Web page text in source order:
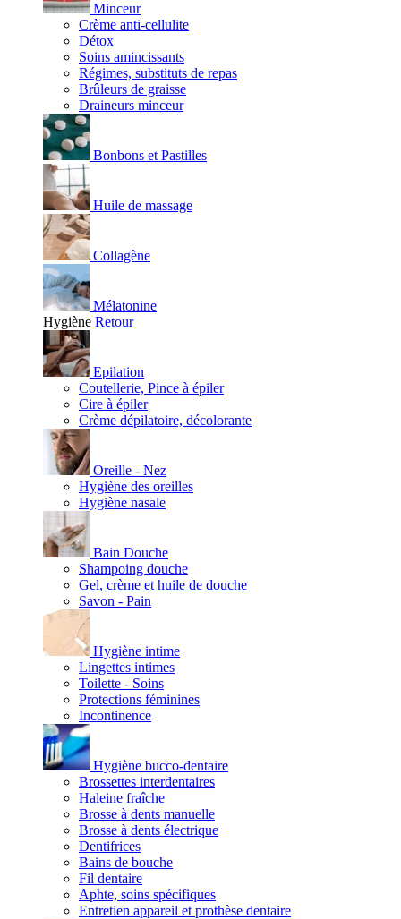
Minceur
Crème anti-cellulite
Détox
Soins amincissants
Régimes, substituts de repas
Brûleurs de graisse
Draineurs minceur
Bonbons et Pastilles
Huile de massage
Collagène
Mélatonine
Hygiène Retour
Epilation
Coutellerie, Pince à épiler
Cire à épiler
Crème dépilatoire, décolorante
Oreille - Nez
Hygiène des oreilles
Hygiène nasale
Bain Douche
Shampoing douche
Gel, crème et huile de douche
Savon - Pain
Hygiène intime
Lingettes intimes
Toilette - Soins
Protections féminines
Incontinence
Hygiène bucco-dentaire
Brossettes interdentaires
Haleine fraîche
Brosse à dents manuelle
Brosse à dents électrique
Dentifrices
Bains de bouche
Fil dentaire
Aphte, soins spécifiques
Entretien appareil et prothèse dentaire